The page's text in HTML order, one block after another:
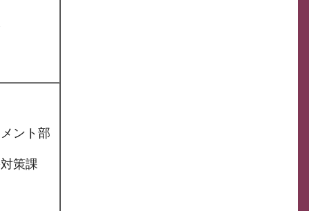
ント部
策課